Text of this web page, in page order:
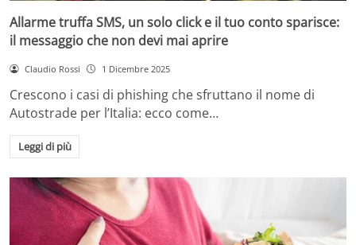
Allarme truffa SMS, un solo click e il tuo conto sparisce:
il messaggio che non devi mai aprire
Claudio Rossi 1 Dicembre 2025
Crescono i casi di phishing che sfruttano il nome di
Autostrade per l’Italia: ecco come…
Leggi di più